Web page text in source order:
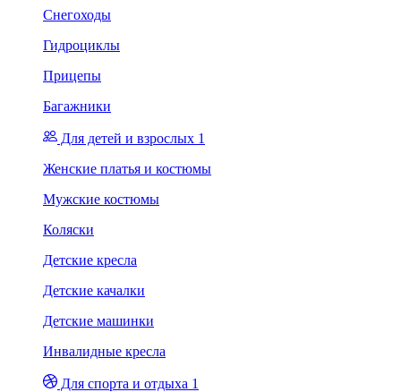
Снегоходы
Гидроциклы
Прицепы
Багажники
Для детей и взрослых 1
Женские платья и костюмы
Мужские костюмы
Коляски
Детские кресла
Детские качалки
Детские машинки
Инвалидные кресла
Для спорта и отдыха 1